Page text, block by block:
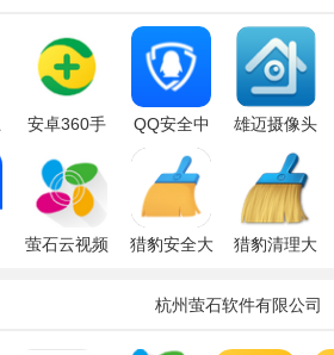
安卓360手
QQ安全中
雄迈摄像头
眼app
萤石云视频
猎豹安全大
猎豹清理大
杭州萤石软件有限公司